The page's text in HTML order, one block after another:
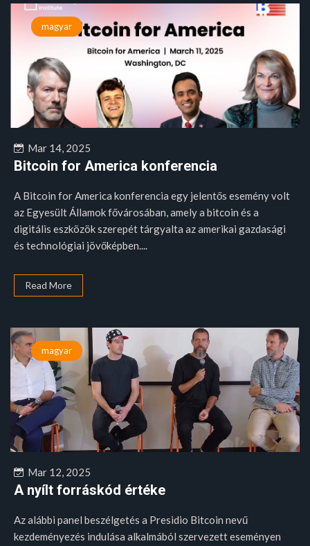
magyar
Mar 14, 2025
Bitcoin for America konferencia
A Bitcoin for America konferencia egy jelentős esemény volt
az Egyesült Államok fővárosában, amely a bitcoin és a
digitális eszközök szerepét tárgyalta az amerikai gazdasági
és technológiai jövőképben....
Read More
magyar
Mar 12, 2025
A nyílt forráskód értéke
Az alábbi panel beszélgetés a Presidio Bitcoin nevű
kezdeményezés indulása alkalmából szervezett eseményen